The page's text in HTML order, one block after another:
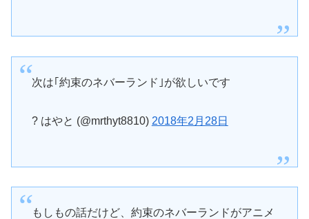
次は｢約束のネバーランド｣が欲しいです
? はやと (@mrthyt8810) 2018年2月28日
もしもの話だけど、約束のネバーランドがアニメ